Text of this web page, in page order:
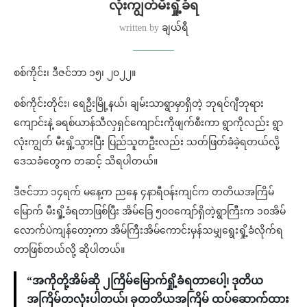
လုံးကျွတ်မီးရှို့ခံရ
written by ချယ်ရီ
စစ်ကိုင်း၊ ဒီဇင်ဘာ ၁၅၊ ၂၀၂၂။
စစ်ကိုင်းတိုင်း၊ ရေဦးမြို့နယ်၊ ချမ်းသာရွာမှာရှိတဲ့ ဘုရင်ဂျီဘုရား
ကျောင်းနဲ့ ခရစ်ယာန်သီလှရှင်ကျောင်းကိုဖျက်စီးကာ ရွာကိုလည်း ရွာ
လုံးကျွတ် မီးရှို့သွားပြီး ပြည်သူတဦးလည်း သတ်ဖြတ်ခံခဲ့ရတယ်လို့
ဒေသခံတွေက တဆင့် သိရပါတယ်။
ဒီဇင်ဘာ ၁၄ရက် မနေ့က ညနေ ၄နာရီဝန်းကျင်က တတိယအကြိမ်
မြောက် မီးရှို့ခံရတာဖြစ်ပြီး အိမ်ခြေ ၅၀၀ကျော်ရှိတဲ့ရွာကြီးက ၁၀အိမ်
လောက်ပဲကျန်တော့ကာ အိမ်ကြီးအိမ်ကောင်းမှန်သမျှရွေးရှို့ခံလိုက်ရ
တာဖြစ်တယ်လို့ ဆိုပါတယ်။
“အကိုတို့အိမ်ဆို ၂ကြိမ်မြောက်ရှို့ခံရတာပေါ့၊ ဒုတိယ
အကြိမ်တလုံးပါတယ်၊ ခုတတိယအကြိမ် ထပ်ဆောက်ထား